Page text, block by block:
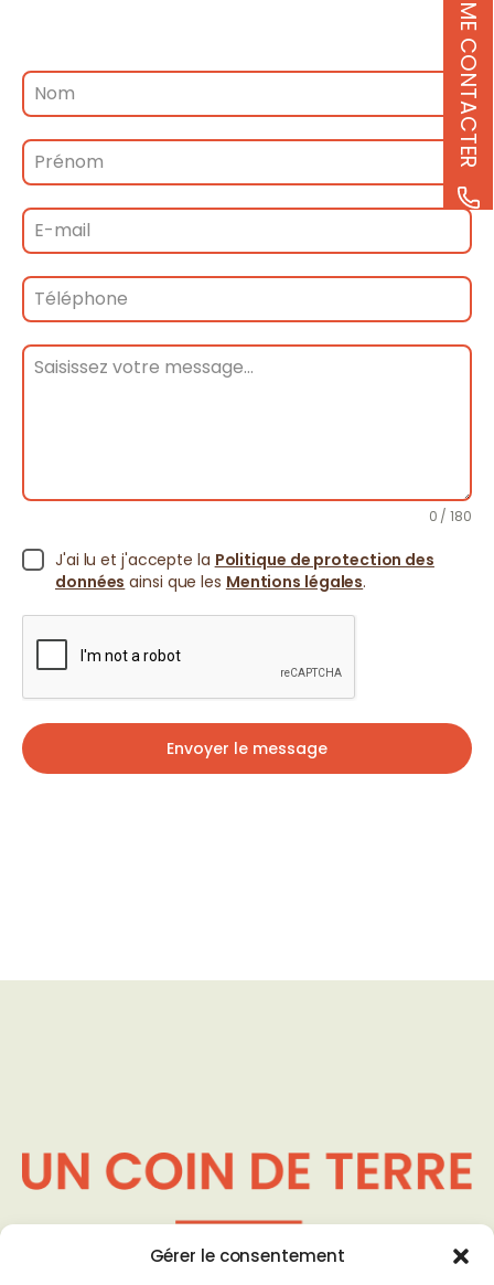
Gérer le consentement
0 / 180
J'ai lu et j'accepte la Politique de protection des
données ainsi que les Mentions légales.
Envoyer le message
ME CONTACTER